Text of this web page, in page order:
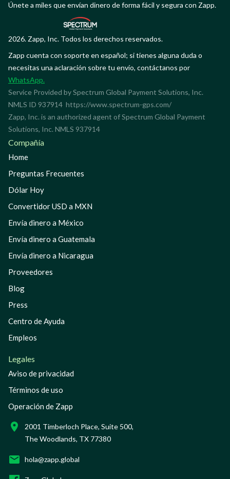
Únete a miles que envían dinero de forma fácil y segura con Zapp.
2026. Zapp, Inc. Todos los derechos reservados.
Zapp cuenta con soporte en español; si tienes alguna duda o
necesitas una aclaración sobre tu envío, contáctanos por
WhatsApp.
Service Provided by Spectrum Global Payment Solutions, Inc.
NMLS ID 937914 https://www.spectrum-gps.com/
Zapp, Inc. is an authorized agent of Spectrum Global Payment
Solutions, Inc. NMLS 937914
Compañía
Home
Preguntas Frecuentes
Dólar Hoy
Convertidor USD a MXN
Envía dinero a México
Envía dinero a Guatemala
Envía dinero a Nicaragua
Proveedores
Blog
Press
Centro de Ayuda
Empleos
Legales
Aviso de privacidad
Términos de uso
Operación de Zapp
2001 Timberloch Place, Suite 500,
The Woodlands, TX 77380
hola@zapp.global